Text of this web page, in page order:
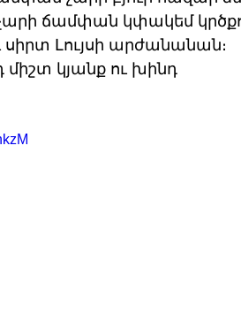
ճամփան կփակեմ
Լույսի արժանանան։
միշտ կյանք ու խինդ